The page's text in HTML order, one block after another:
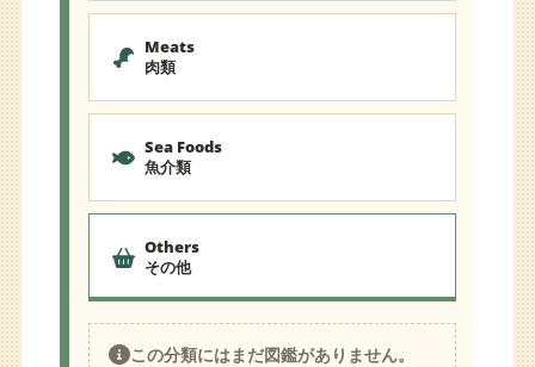
Meats
肉類
Sea Foods
魚介類
Others
その他
この分類にはまだ図鑑がありません。